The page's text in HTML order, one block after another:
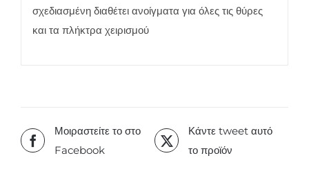
σχεδιασμένη διαθέτει ανοίγματα για όλες τις θύρες
και τα πλήκτρα χειρισμού
Μοιραστείτε το στο
Facebook
Κάντε tweet αυτό
το προϊόν